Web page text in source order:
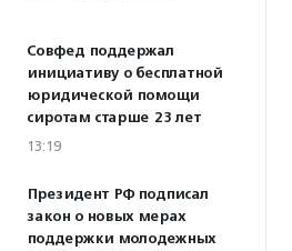
Совфед поддержал
инициативу о бесплатной
юридической помощи
сиротам старше 23 лет
13:19
Президент РФ подписал
закон о новых мерах
поддержки молодежных